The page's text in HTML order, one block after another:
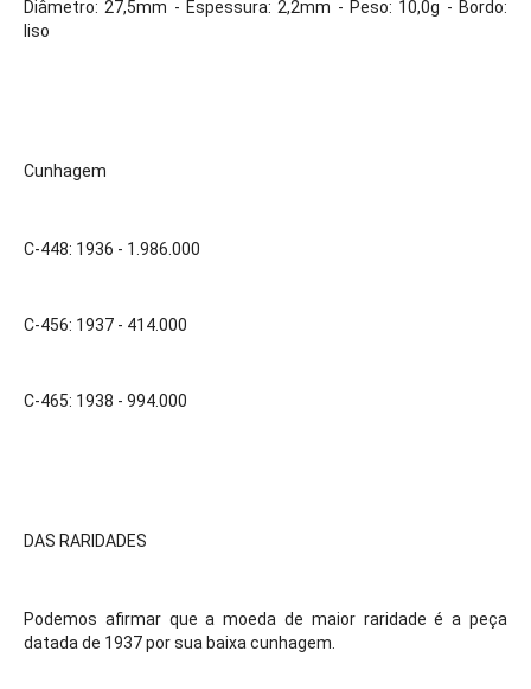
Diâmetro: 27,5mm - Espessura: 2,2mm - Peso: 10,0g - Bordo:
liso
Cunhagem
C-448: 1936 - 1.986.000
C-456: 1937 - 414.000
C-465: 1938 - 994.000
DAS RARIDADES
Podemos afirmar que a moeda de maior raridade é a peça
datada de 1937 por sua baixa cunhagem.